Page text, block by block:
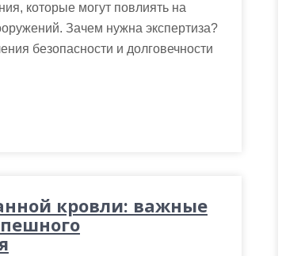
которые могут повлиять на
Зачем нужна экспертиза?
безопасности и долговечности
кровли: важные